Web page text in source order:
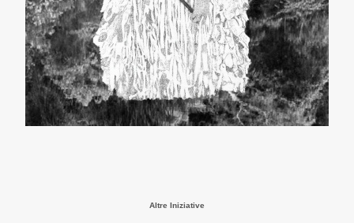
Altre Iniziative